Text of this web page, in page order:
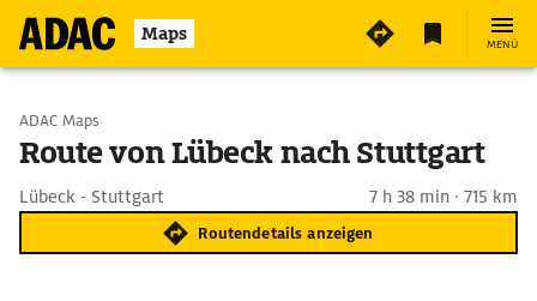
Maps MENÜ
Start wählen
ADAC Maps
Route von Lübeck nach Stuttgart
Lübeck - Stuttgart 7 h 38 min · 715 km
Routendetails anzeigen